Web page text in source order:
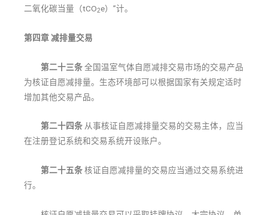
二氧化碳当量（tCO2e）”计。
第四章 减排量交易
第二十三条全国温室气体自愿减排交易市场的交易产品
为核证自愿减排量。生态环境部可以根据国家有关规定适时
增加其他交易产品。
第二十四条 从事核证自愿减排量交易的交易主体，应当
在注册登记系统和交易系统开设账户。
第二十五条核证自愿减排量的交易应当通过交易系统进
行。